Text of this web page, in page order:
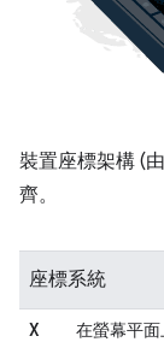
裝置座標架構 (由
齊。
座標系統
X 在螢幕平面